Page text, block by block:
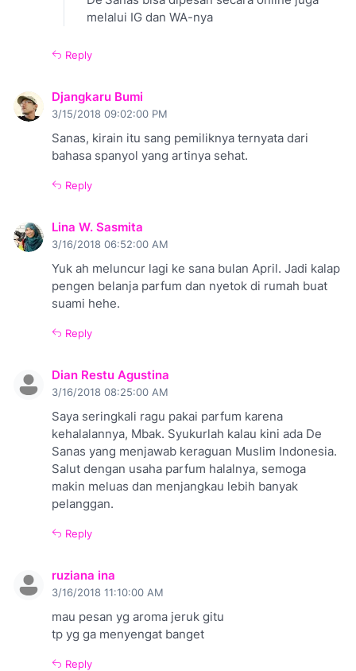
melalui IG dan WA-nya
Reply
Djangkaru Bumi
3/15/2018 09:02:00 PM
Sanas, kirain itu sang pemiliknya ternyata dari
bahasa spanyol yang artinya sehat.
Reply
Lina W. Sasmita
3/16/2018 06:52:00 AM
Yuk ah meluncur lagi ke sana bulan April. Jadi kalap
pengen belanja parfum dan nyetok di rumah buat
suami hehe.
Reply
Dian Restu Agustina
3/16/2018 08:25:00 AM
Saya seringkali ragu pakai parfum karena
kehalalannya, Mbak. Syukurlah kalau kini ada De
Sanas yang menjawab keraguan Muslim Indonesia.
Salut dengan usaha parfum halalnya, semoga
makin meluas dan menjangkau lebih banyak
pelanggan.
Reply
ruziana ina
3/16/2018 11:10:00 AM
mau pesan yg aroma jeruk gitu
tp yg ga menyengat banget
Reply